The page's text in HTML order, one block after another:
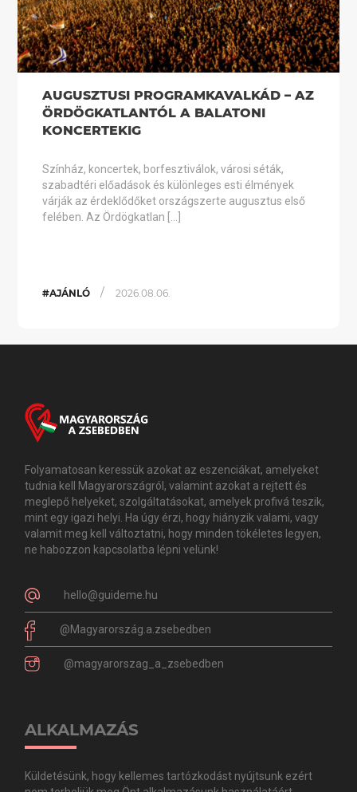
AUGUSZTUSI PROGRAMKAVALKÁD – AZ
ÖRDÖGKATLANTÓL A BALATONI
KONCERTEKIG
Színház, koncertek, borfesztiválok, városi séták,
szabadtéri előadások és különleges esti élmények
várják az érdeklődőket országszerte augusztus első
felében. Az Ördögkatlan […]
#AJÁNLÓ / 2026.08.06.
Folyamatosan keressük azokat az eszenciákat, amelyeket
tudnia kell Magyarországról, valamint azokat a rejtett és
meglepő helyeket, szolgáltatásokat, amelyek profivá teszik,
mint egy igazi helyi. Ha úgy érzi, hogy hiányzik valami, vagy
valamit meg kell változtatni, hogy minden tökéletes legyen,
ne habozzon kapcsolatba lépni velünk!
hello@guideme.hu
@Magyarország.a.zsebedben
@magyarorszag_a_zsebedben
ALKALMAZÁS
Küldetésünk, hogy kellemes tartózkodást nyújtsunk ezért